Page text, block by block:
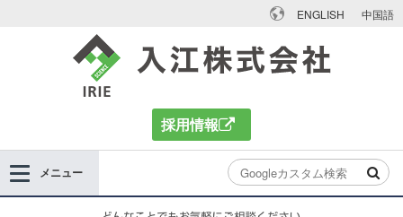
入江株式会社
採用情報
ENGLISH 中国語
メニュー